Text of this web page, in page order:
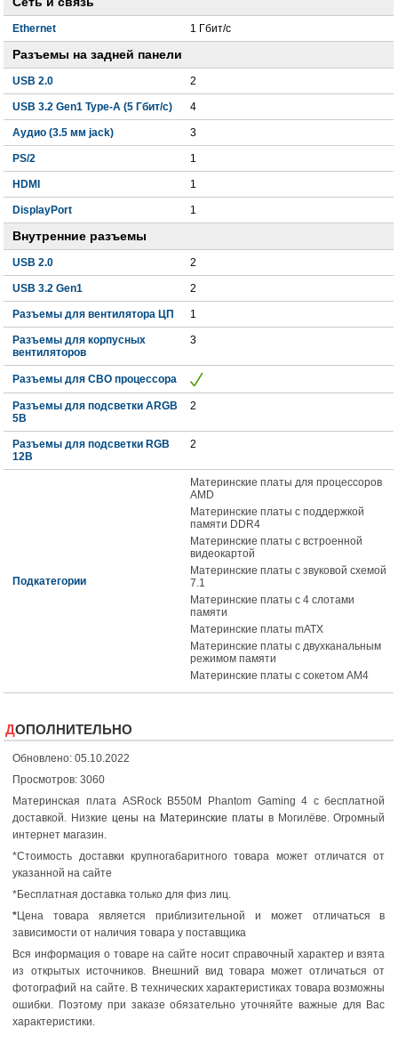
Ethernet 1 Гбит/с
Разъемы на задней панели
USB 2.0 2
USB 3.2 Gen1 Type-A (5 Гбит/с) 4
Аудио (3.5 мм jack) 3
PS/2 1
HDMI 1
DisplayPort 1
Внутренние разъемы
USB 2.0 2
USB 3.2 Gen1 2
Разъемы для вентилятора ЦП 1
Разъемы для корпусных
вентиляторов
3
Разъемы для СВО процессора
Разъемы для подсветки ARGB
5В
2
Разъемы для подсветки RGB
12В
2
Подкатегории
Материнские платы для процессоров
AMD
Материнские платы с поддержкой
памяти DDR4
Материнские платы с встроенной
видеокартой
Материнские платы с звуковой схемой
7.1
Материнские платы с 4 слотами
памяти
Материнские платы mATX
Материнские платы с двухканальным
режимом памяти
Материнские платы с сокетом AM4
ДОПОЛНИТЕЛЬНО
Обновлено: 05.10.2022
Просмотров: 3060
Материнская плата ASRock B550M Phantom Gaming 4 с бесплатной
доставкой. Низкиецены на Материнские платы в Могилёве. Огромный
интернет магазин.
*Стоимость доставки крупногабаритного товара может отличатся от
указанной на сайте
*Бесплатная доставка только для физ лиц.
*Цена товара является приблизительной и может отличаться в
зависимости от наличия товара у поставщика
Вся информация о товаре на сайте носит справочный характер и взята
из открытых источников. Внешний вид товара может отличаться от
фотографий на сайте. В технических характеристиках товара возможны
ошибки. Поэтому при заказе обязательно уточняйте важные для Вас
характеристики.